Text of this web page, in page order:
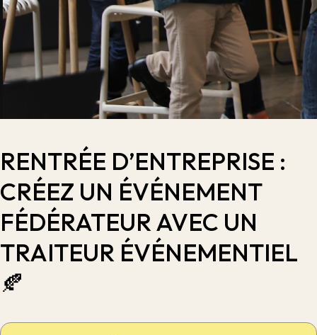
RENTRÉE D’ENTREPRISE :
CRÉEZ UN ÉVÉNEMENT
FÉDÉRATEUR AVEC UN
TRAITEUR ÉVÉNEMENTIEL
🍂